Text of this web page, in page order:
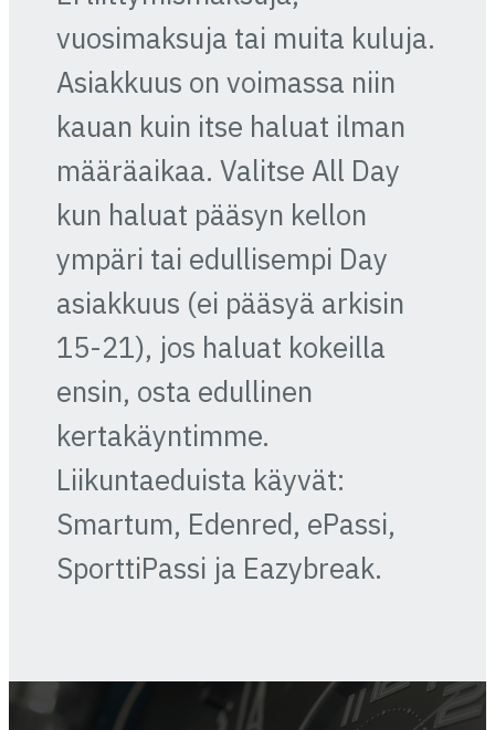
vuosimaksuja tai muita kuluja.
Asiakkuus on voimassa niin
kauan kuin itse haluat ilman
määräaikaa. Valitse All Day
kun haluat pääsyn kellon
ympäri tai edullisempi Day
asiakkuus (ei pääsyä arkisin
15-21), jos haluat kokeilla
ensin, osta edullinen
kertakäyntimme.
Liikuntaeduista käyvät:
Smartum, Edenred, ePassi,
SporttiPassi ja Eazybreak.